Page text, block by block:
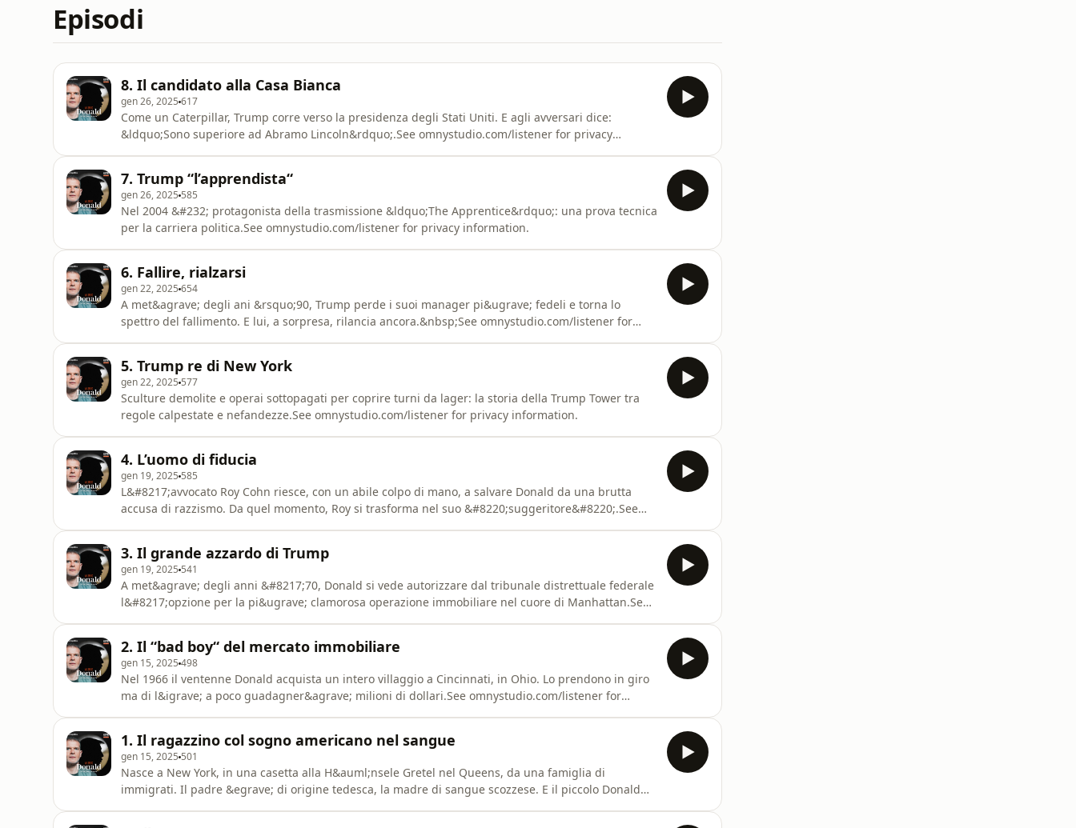
Episodi
8. Il candidato alla Casa Bianca
gen 26, 2025 617
Come un Caterpillar, Trump corre verso la presidenza degli Stati Uniti. E agli avversari dice:
&ldquo;Sono superiore ad Abramo Lincoln&rdquo;.See omnystudio.com/listener for privacy
7. Trump “l’apprendista“
gen 26, 2025 585
Nel 2004 &#232; protagonista della trasmissione &ldquo;The Apprentice&rdquo;: una prova tecnica
per la carriera politica.See omnystudio.com/listener for privacy information.
6. Fallire, rialzarsi
gen 22, 2025 654
A met&agrave; degli ani &rsquo;90, Trump perde i suoi manager pi&ugrave; fedeli e torna lo
spettro del fallimento. E lui, a sorpresa, rilancia ancora.&nbsp;See omnystudio.com/listener for
5. Trump re di New York
gen 22, 2025 577
Sculture demolite e operai sottopagati per coprire turni da lager: la storia della Trump Tower tra
regole calpestate e nefandezze.See omnystudio.com/listener for privacy information.
4. L’uomo di fiducia
gen 19, 2025 585
L&#8217;avvocato Roy Cohn riesce, con un abile colpo di mano, a salvare Donald da una brutta
accusa di razzismo. Da quel momento, Roy si trasforma nel suo &#8220;suggeritore&#8220;.See
3. Il grande azzardo di Trump
gen 19, 2025 541
A met&agrave; degli anni &#8217;70, Donald si vede autorizzare dal tribunale distrettuale federale
l&#8217;opzione per la pi&ugrave; clamorosa operazione immobiliare nel cuore di Manhattan.See
2. Il “bad boy“ del mercato immobiliare
gen 15, 2025 498
Nel 1966 il ventenne Donald acquista un intero villaggio a Cincinnati, in Ohio. Lo prendono in giro
ma di l&igrave; a poco guadagner&agrave; milioni di dollari.See omnystudio.com/listener for
1. Il ragazzino col sogno americano nel sangue
gen 15, 2025 501
Nasce a New York, in una casetta alla H&auml;nsele Gretel nel Queens, da una famiglia di
immigrati. Il padre &egrave; di origine tedesca, la madre di sangue scozzese. E il piccolo Donald